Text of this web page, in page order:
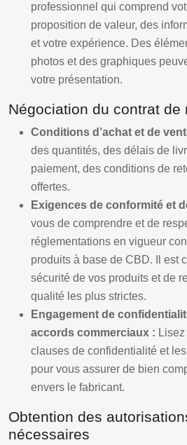
professionnel qui comprend
proposition de valeur, des
et votre expérience. Des
photos et des graphiques
votre présentation.
Négociation du contrat de
Conditions d’achat et de
des quantités, des délais de
paiement, des conditions de
offertes.
Exigences de conformité et
vous de comprendre et de
réglementations en vigueur
produits à base de CBD. Il est
sécurité de vos produits et de
qualité les plus strictes.
Engagement de
accords commerciaux :
clauses de confidentialité et
pour vous assurer de bien
envers le fabricant.
Obtention des
nécessaires